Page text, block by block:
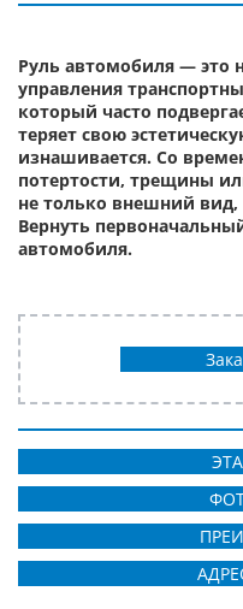
Руль автомобиля — это
управления
который часто
теряет свою
изнашивается. Со
потертости, трещины
не только внешний
Вернуть
автомобиля.